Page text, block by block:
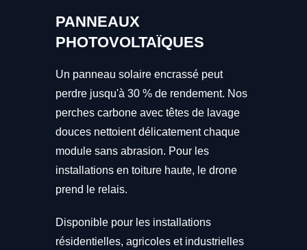
PANNEAUX
PHOTOVOLTAÏQUES
Un panneau solaire encrassé peut
perdre jusqu'à 30 % de rendement. Nos
perches carbone avec têtes de lavage
douces nettoient délicatement chaque
module sans abrasion. Pour les
installations en toiture haute, le drone
prend le relais.
Disponible pour les installations
résidentielles, agricoles et industrielles